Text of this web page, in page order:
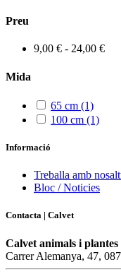
Preu
9,00 € - 24,00 €
Mida
65 cm (1)
100 cm (1)
Informació
Treballa amb
Bloc / Noticies
Contacta | Calvet
Calvet animals i plantes
Carrer Alemanya, 47,